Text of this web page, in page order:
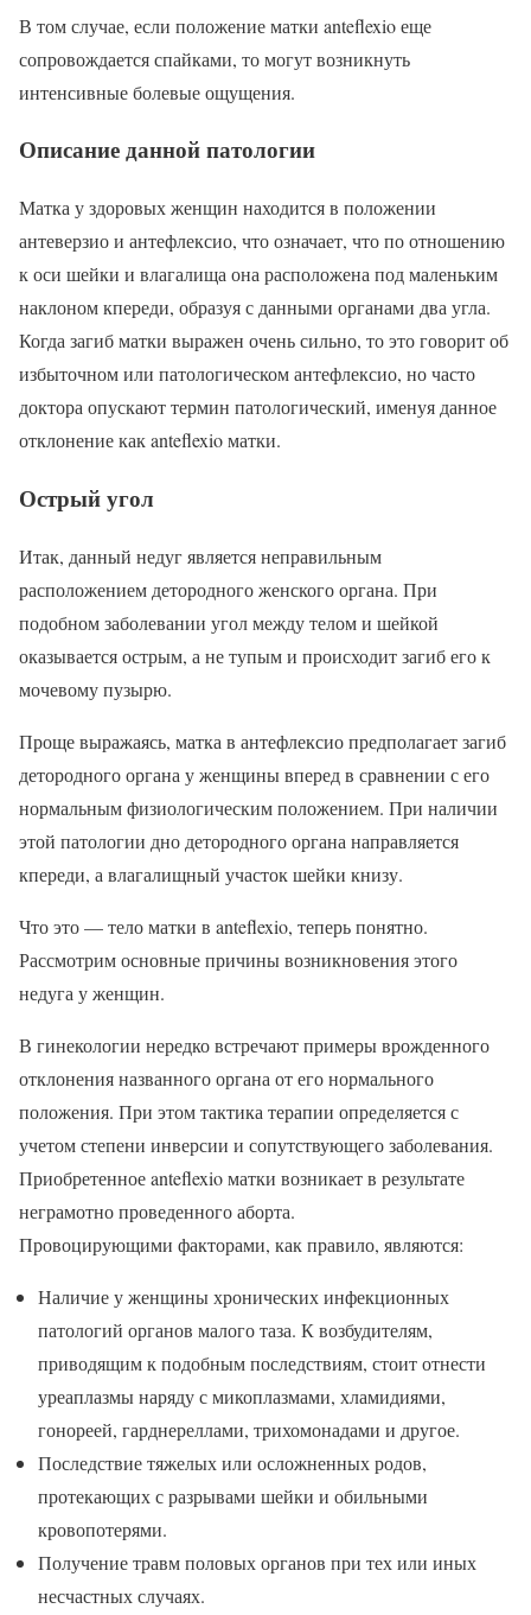
В том случае, если положение матки anteflexio еще
сопровождается спайками, то могут возникнуть
интенсивные болевые ощущения.
Описание данной патологии
Матка у здоровых женщин находится в положении
антеверзио и антефлексио, что означает, что по отношению
к оси шейки и влагалища она расположена под маленьким
наклоном кпереди, образуя с данными органами два угла.
Когда загиб матки выражен очень сильно, то это говорит об
избыточном или патологическом антефлексио, но часто
доктора опускают термин патологический, именуя данное
отклонение как anteflexio матки.
Острый угол
Итак, данный недуг является неправильным
расположением детородного женского органа. При
подобном заболевании угол между телом и шейкой
оказывается острым, а не тупым и происходит загиб его к
мочевому пузырю.
Проще выражаясь, матка в антефлексио предполагает загиб
детородного органа у женщины вперед в сравнении с его
нормальным физиологическим положением. При наличии
этой патологии дно детородного органа направляется
кпереди, а влагалищный участок шейки книзу.
Что это — тело матки в anteflexio, теперь понятно.
Рассмотрим основные причины возникновения этого
недуга у женщин.
В гинекологии нередко встречают примеры врожденного
отклонения названного органа от его нормального
положения. При этом тактика терапии определяется с
учетом степени инверсии и сопутствующего заболевания.
Приобретенное anteflexio матки возникает в результате
неграмотно проведенного аборта.
Провоцирующими факторами, как правило, являются:
Наличие у женщины хронических инфекционных
патологий органов малого таза. К возбудителям,
приводящим к подобным последствиям, стоит отнести
уреаплазмы наряду с микоплазмами, хламидиями,
гонореей, гарднереллами, трихомонадами и другое.
Последствие тяжелых или осложненных родов,
протекающих с разрывами шейки и обильными
кровопотерями.
Получение травм половых органов при тех или иных
несчастных случаях.